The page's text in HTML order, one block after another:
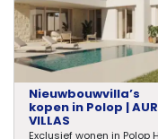
Nieuwbouwvilla’s
kopen in Polop |
VILLAS
Exclusief wonen in Polop